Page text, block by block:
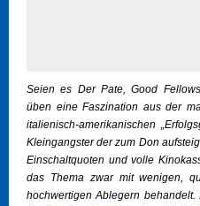
Seien es Der Pate, Good
üben eine Faszination aus der
italienisch-amerikanischen
Kleingangster der zum Don
Einschaltquoten und volle
das Thema zwar mit wenigen,
hochwertigen Ablegern